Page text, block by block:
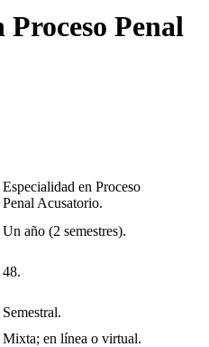
Penal
Especialidad en Proceso
Penal Acusatorio.
Un año (2 semestres).
48.
Semestral.
Mixta; en línea o virtual.